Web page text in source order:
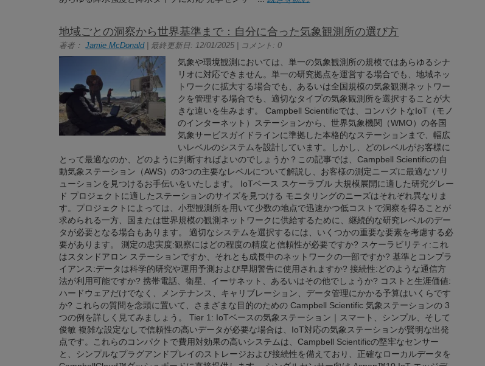
地域ごとの洞察から世界基準まで：自分に合った気象観測所の選び方
著者：Jamie McDonald| 最終更新日: 12/01/2025 | コメント: 0
気象や環境観測においては、単一の気象観測所の規模ではあらゆるシナ
リオに対応できません。単一の研究拠点を運営する場合でも、地域ネッ
トワークに拡大する場合でも、あるいは全国規模の気象観測ネットワー
クを管理する場合でも、適切なタイプの気象観測所を選択することが大
きな違いを生みます。 Campbell Scientificでは、コンパクトなIoT（モノ
のインターネット）ステーションから、世界気象機関（WMO）の各国
気象サービスガイドラインに準拠した本格的なステーションまで、幅広
いレベルのシステムを設計しています。しかし、どのレベルがお客様に
とって最適なのか、どのように判断すればよいのでしょうか？この記事では、Campbell Scientificの自
動気象ステーション（AWS）の3つの主要なレベルについて解説し、お客様の測定ニーズに最適なソリ
ューションを見つけるお手伝いをいたします。 IoTベース スケーラブル 大規模展開に適した研究グレー
ド プロジェクトに適したステーションのサイズを見つける モニタリングのニーズはそれぞれ異なりま
す。プロジェクトによっては、小型観測所を用いて少数の地点で迅速かつ低コストで洞察を得ることが
求められる一方、国または世界規模の観測ネットワークに供給するために、継続的な研究レベルのデー
タが必要となる場合もあります。 適切なシステムを選択するには、いくつかの重要な要素を考慮する必
要があります。 測定の忠実度:観察にはどの程度の精度と信頼性が必要ですか? スケーラビリティ:これ
はスタンドアロン ステーションですか、それとも成長中のネットワークの一部ですか? 基準とコンプラ
イアンス:データは科学的研究や運用予測および早期警告に使用されますか? 接続性:どのような通信方
法が利用可能ですか? 携帯電話、衛星、イーサネット、あるいはその他でしょうか? コストと生涯価値:
ハードウェアだけでなく、メンテナンス、キャリブレーション、データ管理にかかる予算はいくらです
か? これらの質問を念頭に置いて、さまざまな目的のための Campbell Scientific 気象ステーションの 3
つの例を詳しく見てみましょう。 Tier 1: IoTベースの気象ステーション｜スマート、シンプル、そして
俊敏 複雑な設定なしで信頼性の高いデータが必要な場合は、IoT対応の気象ステーションが賢明な出発
点です。これらのコンパクトで費用対効果の高いシステムは、Campbell Scientificの堅牢なセンサー
と、シンプルなプラグアンドプレイのストレージおよび接続性を備えており、正確なローカルデータを